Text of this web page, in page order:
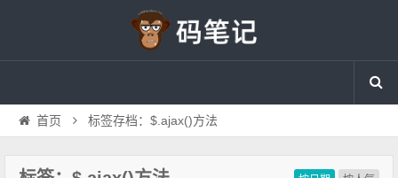
首页 标签存档：$.ajax()方法